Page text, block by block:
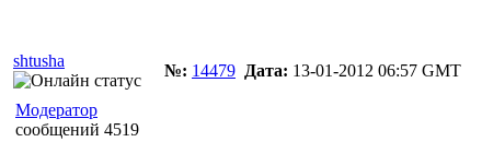
shtusha
№: 14479 Дата: 13-01-2012 06:57 GMT
Модератор
сообщений 4519